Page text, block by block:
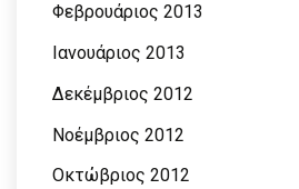
Φεβρουάριος 2013
Ιανουάριος 2013
Δεκέμβριος 2012
Νοέμβριος 2012
Οκτώβριος 2012